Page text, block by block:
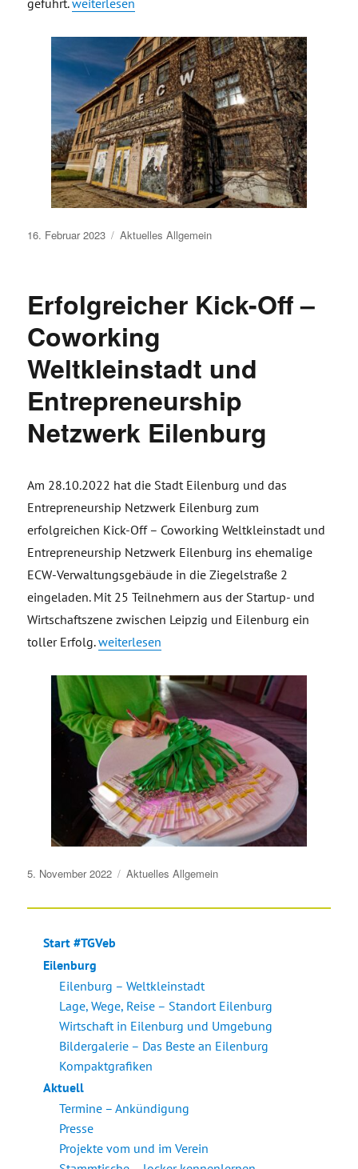
geführt. weiterlesen
Veröffentlicht
16. Februar 2023 Aktuelles Allgemein
Erfolgreicher Kick-Off –
Coworking
Weltkleinstadt und
Entrepreneurship
Netzwerk Eilenburg
Am 28.10.2022 hat die Stadt Eilenburg und das
Entrepreneurship Netzwerk Eilenburg zum
erfolgreichen Kick-Off – Coworking Weltkleinstadt und
Entrepreneurship Netzwerk Eilenburg ins ehemalige
ECW-Verwaltungsgebäude in die Ziegelstraße 2
eingeladen. Mit 25 Teilnehmern aus der Startup- und
Wirtschaftszene zwischen Leipzig und Eilenburg ein
toller Erfolg.„Erfolgreicher Kick-Off – Coworking
weiterlesen
Veröffentlicht
5. November 2022 Aktuelles Allgemein
Start #TGVeb
Eilenburg
Eilenburg – Weltkleinstadt
Lage, Wege, Reise – Standort Eilenburg
Wirtschaft in Eilenburg und Umgebung
Bildergalerie – Das Beste an Eilenburg
Kompaktgrafiken
Aktuell
Termine – Ankündigung
Presse
Projekte vom und im Verein